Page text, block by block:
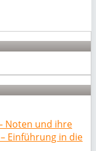
Noten und ihre
Einführung in die